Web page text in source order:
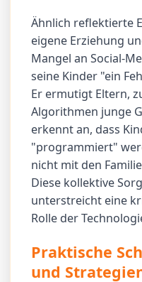
Ähnlich reflektierte
eigene Erziehung
Mangel an Social-
seine Kinder "ein
Er ermutigt Eltern,
Algorithmen junge
erkennt an, dass
"programmiert"
nicht mit den
Diese kollektive
unterstreicht eine
Rolle der
Praktische
und